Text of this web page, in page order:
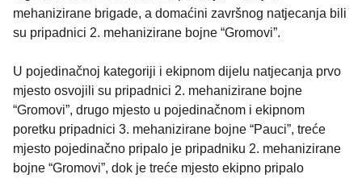
mehanizirane brigade, a domaćini završnog natjecanja bili
su pripadnici 2. mehanizirane bojne “Gromovi”.
U pojedinačnoj kategoriji i ekipnom dijelu natjecanja prvo
mjesto osvojili su pripadnici 2. mehanizirane bojne
“Gromovi”, drugo mjesto u pojedinačnom i ekipnom
poretku pripadnici 3. mehanizirane bojne “Pauci”, treće
mjesto pojedinačno pripalo je pripadniku 2. mehanizirane
bojne “Gromovi”, dok je treće mjesto ekipno pripalo